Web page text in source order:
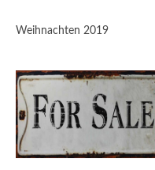
Weihnachten 2019